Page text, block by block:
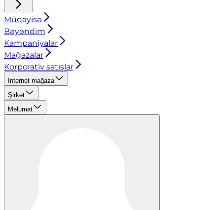
Müqayisə
Bəyəndim
Kampaniyalar
Mağazalar
Korporativ satışlar
İnternet mağaza
Şirkət
Məlumat